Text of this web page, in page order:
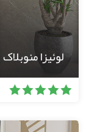
لوئیزا منوبلاک